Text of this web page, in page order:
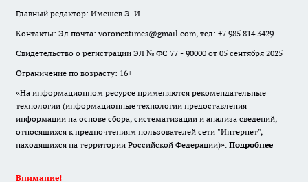
Главный редактор: Имешев Э. И.
Контакты: Эл.почта: voroneztimes@gmail.com, тел: +7 985 814 3429
Свидетельство о регистрации ЭЛ № ФС 77 - 90000 от 05 сентября 2025
Ограничение по возрасту: 16+
«На информационном ресурсе применяются рекомендательные
технологии (информационные технологии предоставления
информации на основе сбора, систематизации и анализа сведений,
относящихся к предпочтениям пользователей сети "Интернет",
находящихся на территории Российской Федерации)». Подробнее
Внимание!